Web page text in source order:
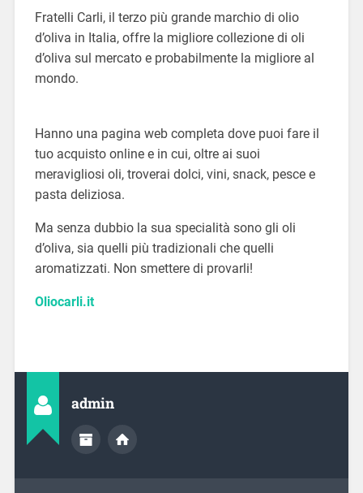
Fratelli Carli, il terzo più grande marchio di olio
d’oliva in Italia, offre la migliore collezione di oli
d’oliva sul mercato e probabilmente la migliore al
mondo.
Hanno una pagina web completa dove puoi fare il
tuo acquisto online e in cui, oltre ai suoi
meravigliosi oli, troverai dolci, vini, snack, pesce e
pasta deliziosa.
Ma senza dubbio la sua specialità sono gli oli
d’oliva, sia quelli più tradizionali che quelli
aromatizzati. Non smettere di provarli!
Oliocarli.it
admin